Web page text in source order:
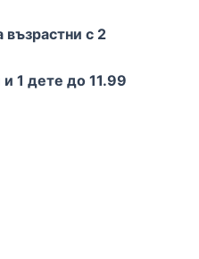
с 2
1 дете до 11.99